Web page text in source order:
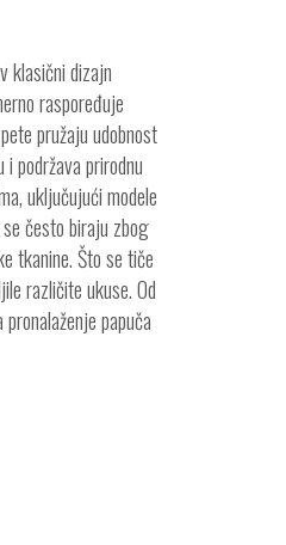
klasični dizajn
raspoređuje
pružaju udobnost
podržava prirodnu
uključujući modele
često biraju zbog
tkanine. Što se tiče
različite ukuse. Od
papuča